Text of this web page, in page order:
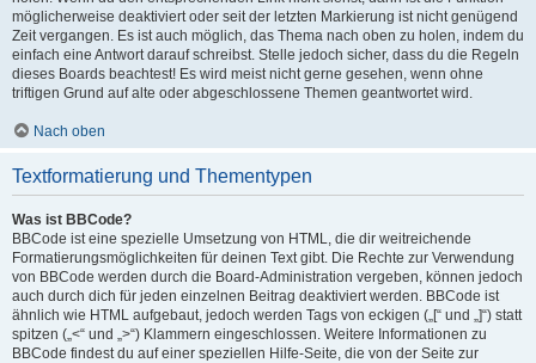
möglicherweise deaktiviert oder seit der letzten Markierung ist nicht genügend
Zeit vergangen. Es ist auch möglich, das Thema nach oben zu holen, indem du
einfach eine Antwort darauf schreibst. Stelle jedoch sicher, dass du die Regeln
dieses Boards beachtest! Es wird meist nicht gerne gesehen, wenn ohne
triftigen Grund auf alte oder abgeschlossene Themen geantwortet wird.
Nach oben
Textformatierung und Thementypen
Was ist BBCode?
BBCode ist eine spezielle Umsetzung von HTML, die dir weitreichende
Formatierungsmöglichkeiten für deinen Text gibt. Die Rechte zur Verwendung
von BBCode werden durch die Board-Administration vergeben, können jedoch
auch durch dich für jeden einzelnen Beitrag deaktiviert werden. BBCode ist
ähnlich wie HTML aufgebaut, jedoch werden Tags von eckigen („[“ und „]“) statt
spitzen („<“ und „>“) Klammern eingeschlossen. Weitere Informationen zu
BBCode findest du auf einer speziellen Hilfe-Seite, die von der Seite zur